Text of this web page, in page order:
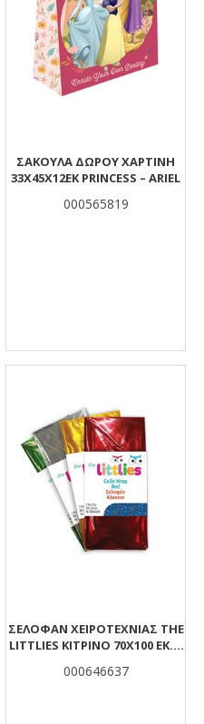
ΣΑΚΟΥΛΑ ΔΩΡΟΥ ΧΑΡΤΙΝΗ
33Χ45Χ12ΕΚ PRINCESS – ARIEL
000565819
ΣΕΛΟΦΆΝ ΧΕΙΡΟΤΕΧΝΊΑΣ THE
LITTLIES ΚΊΤΡΙΝΟ 70X100 ΕΚ. 2
000646637